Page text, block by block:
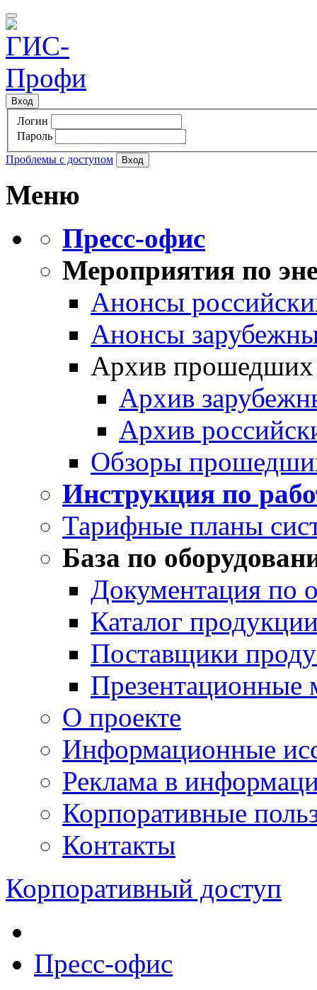
Вход
Логин
Пароль
Проблемы с доступом
Меню
Пресс-офис
Мероприятия по
Анонсы
Анонсы
Архив прошедших
Архив
Архив
Обзоры
Инструкция по
Тарифные планы
База по
Документация по
Каталог
Поставщики
Презентационные
О проекте
Информационные
Реклама в
Корпоративные
Контакты
Корпоративный доступ
Пресс-офис